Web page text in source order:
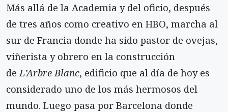
Más allá de la Academia y del oficio, después
de tres años como creativo en HBO, marcha al
sur de Francia donde ha sido pastor de ovejas,
viñerista y obrero en la construcción
de L’Arbre Blanc, edificio que al día de hoy es
considerado uno de los más hermosos del
mundo. Luego pasa por Barcelona donde